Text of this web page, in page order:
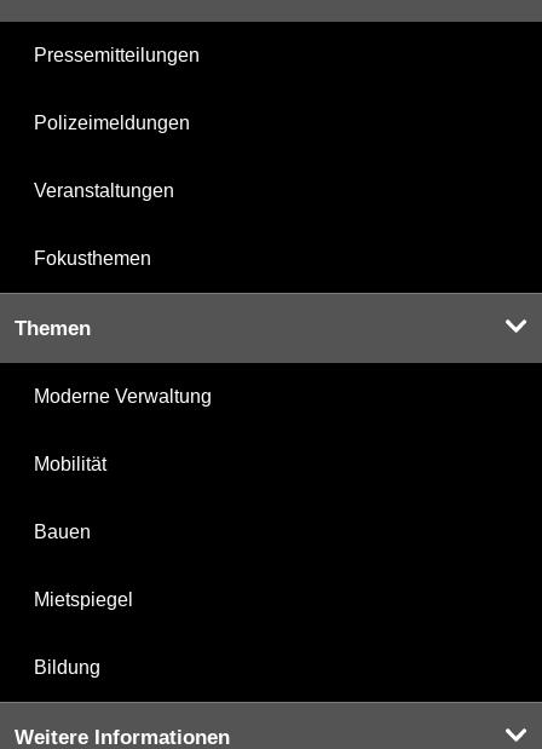
Pressemitteilungen
Polizeimeldungen
Veranstaltungen
Fokusthemen
Themen
Moderne Verwaltung
Mobilität
Bauen
Mietspiegel
Bildung
Weitere Informationen